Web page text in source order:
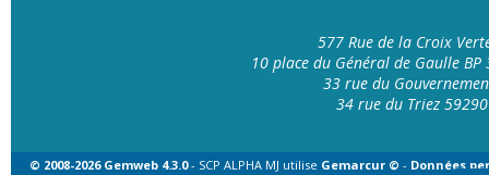
577 Rue de la Croix
10 place du Général de Gaulle BP
33 rue du
34 rue du Triez 59290
© 2008-2026 Gemweb 4.3.0- SCP ALPHA MJ utilise Gemarcur © - Données